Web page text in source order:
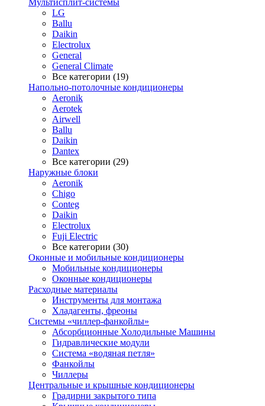
Мультисплит-системы
LG
Ballu
Daikin
Electrolux
General
General Climate
Все категории (19)
Напольно-потолочные кондиционеры
Aeronik
Aerotek
Airwell
Ballu
Daikin
Dantex
Все категории (29)
Наружные блоки
Aeronik
Chigo
Conteg
Daikin
Electrolux
Fuji Electric
Все категории (30)
Оконные и мобильные кондиционеры
Мобильные кондиционеры
Оконные кондиционеры
Расходные материалы
Инструменты для монтажа
Хладагенты, фреоны
Системы «чиллер-фанкойлы»
Абсорбционные Холодильные Машины
Гидравлические модули
Система «водяная петля»
Фанкойлы
Чиллеры
Центральные и крышные кондиционеры
Градирни закрытого типа